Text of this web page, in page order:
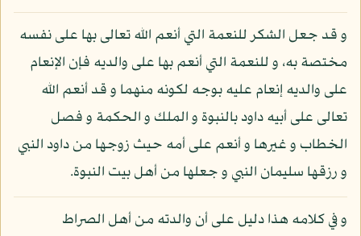
و قد جعل الشكر للنعمة التي أنعم الله تعالى بها على نفسه
مختصة به، و للنعمة التي أنعم بها على والديه فإن الإنعام
على والديه إنعام عليه بوجه لكونه منهما و قد أنعم الله
تعالى على أبيه داود بالنبوة و الملك و الحكمة و فصل
الخطاب و غيرها و أنعم على أمه حيث زوجها من داود النبي
و رزقها سليمان النبي و جعلها من أهل بيت النبوة.
و في كلامه هذا دليل على أن والدته من أهل الصراط